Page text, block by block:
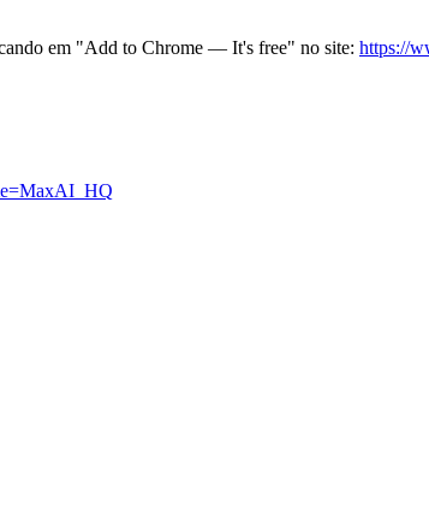
em "Add to Chrome — It's free" no site: https://